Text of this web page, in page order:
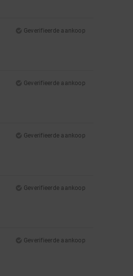
Geverifieerde aankoop
Geverifieerde aankoop
Geverifieerde aankoop
Geverifieerde aankoop
Geverifieerde aankoop